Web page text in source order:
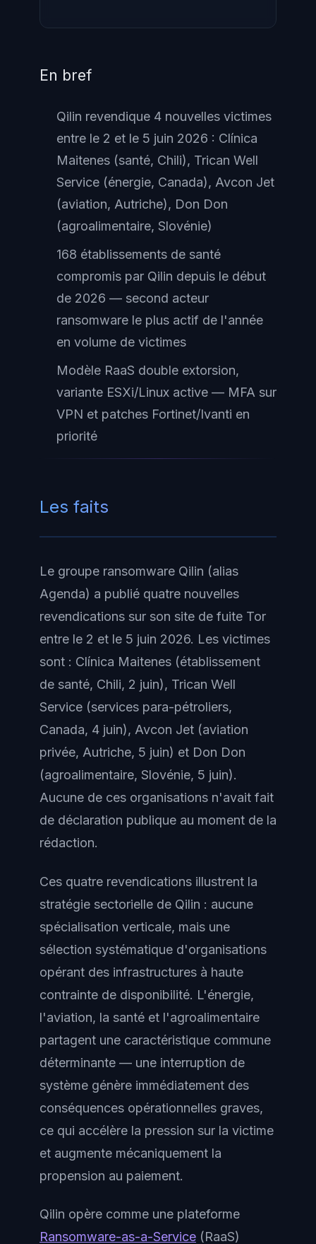
En bref
Qilin revendique 4 nouvelles victimes
entre le 2 et le 5 juin 2026 : Clínica
Maitenes (santé, Chili), Trican Well
Service (énergie, Canada), Avcon Jet
(aviation, Autriche), Don Don
(agroalimentaire, Slovénie)
168 établissements de santé
compromis par Qilin depuis le début
de 2026 — second acteur
ransomware le plus actif de l'année
en volume de victimes
Modèle RaaS double extorsion,
variante ESXi/Linux active — MFA sur
VPN et patches Fortinet/Ivanti en
priorité
Les faits
Le groupe ransomware Qilin (alias
Agenda) a publié quatre nouvelles
revendications sur son site de fuite Tor
entre le 2 et le 5 juin 2026. Les victimes
sont : Clínica Maitenes (établissement
de santé, Chili, 2 juin), Trican Well
Service (services para-pétroliers,
Canada, 4 juin), Avcon Jet (aviation
privée, Autriche, 5 juin) et Don Don
(agroalimentaire, Slovénie, 5 juin).
Aucune de ces organisations n'avait fait
de déclaration publique au moment de la
rédaction.
Ces quatre revendications illustrent la
stratégie sectorielle de Qilin : aucune
spécialisation verticale, mais une
sélection systématique d'organisations
opérant des infrastructures à haute
contrainte de disponibilité. L'énergie,
l'aviation, la santé et l'agroalimentaire
partagent une caractéristique commune
déterminante — une interruption de
système génère immédiatement des
conséquences opérationnelles graves,
ce qui accélère la pression sur la victime
et augmente mécaniquement la
propension au paiement.
Qilin opère comme une plateforme
Ransomware-as-a-Service (RaaS)